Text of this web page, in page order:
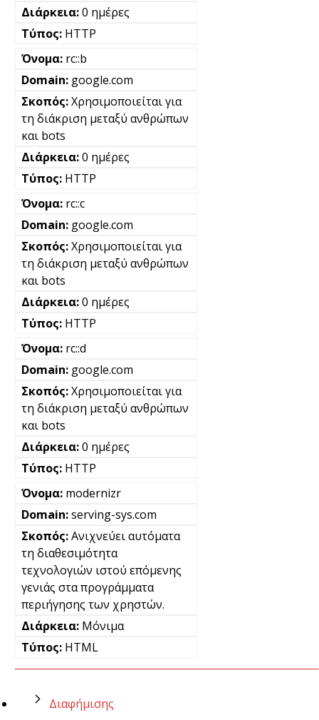
0 ημέρες
HTTP
rc::b
google.com
Χρησιμοποιείται για
τη διάκριση μεταξύ ανθρώπων
και bots
0 ημέρες
HTTP
rc::c
google.com
Χρησιμοποιείται για
τη διάκριση μεταξύ ανθρώπων
και bots
0 ημέρες
HTTP
rc::d
google.com
Χρησιμοποιείται για
τη διάκριση μεταξύ ανθρώπων
και bots
0 ημέρες
HTTP
modernizr
serving-sys.com
Ανιχνεύει αυτόματα
τη διαθεσιμότητα
τεχνολογιών ιστού επόμενης
γενιάς στα προγράμματα
περιήγησης των χρηστών.
Μόνιμα
HTML
Διαφήμισης